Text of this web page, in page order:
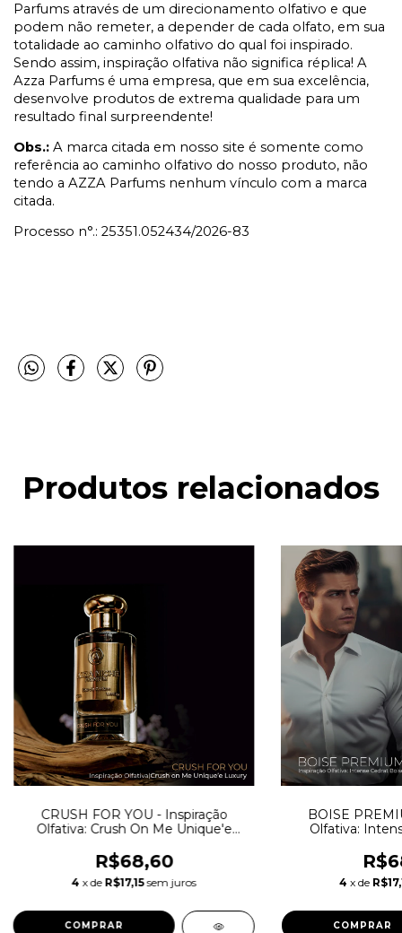
Parfums através de um direcionamento olfativo e que
podem não remeter, a depender de cada olfato, em sua
totalidade ao caminho olfativo do qual foi inspirado.
Sendo assim, inspiração olfativa não significa réplica! A
Azza Parfums é uma empresa, que em sua excelência,
desenvolve produtos de extrema qualidade para um
resultado final surpreendente!
Obs.: A marca citada em nosso site é somente como
referência ao caminho olfativo do nosso produto, não
tendo a AZZA Parfums nenhum vínculo com a marca
citada.
Processo n°.: 25351.052434/2026-83
Produtos relacionados
CRUSH FOR YOU - Inspiração
Olfativa: Crush On Me Unique'e
R$68,60
4 x de R$17,15 sem juros
COMPRAR
BOISE
Olfativa:
4 x de
COMPRAR